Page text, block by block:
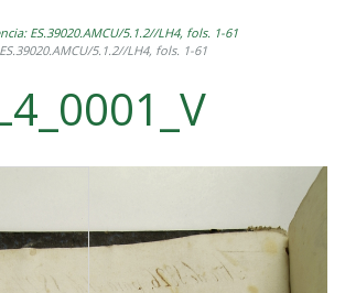
ES.39020.AMCU/5.1.2//LH4, fols. 1-61
5.1.2//LH4, fols. 1-61